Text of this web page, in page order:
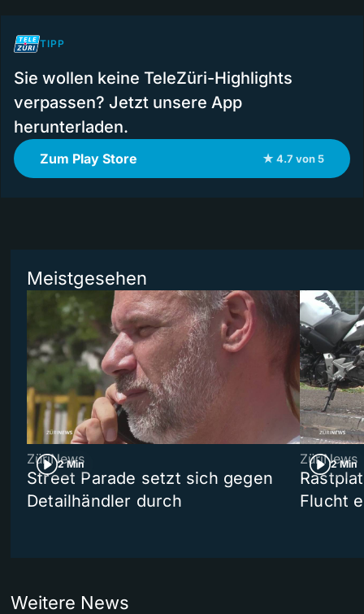
TIPP
Sie wollen keine TeleZüri-Highlights
verpassen? Jetzt unsere App
herunterladen.
Zum Play Store ★ 4.7 von 5
Meistgesehen
2 Min
ZüriNews
Street Parade setzt sich gegen
Detailhändler durch
2 Min
ZüriNews
Flucht
Weitere News